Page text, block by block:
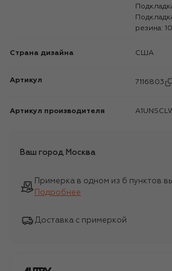
резина:
Страна дизайна США
Артикул 7116803
Артикул производителя
Ваш город Москва
Примерка в одном из 6 пунктов
Подробнее
Доставка с примеркой